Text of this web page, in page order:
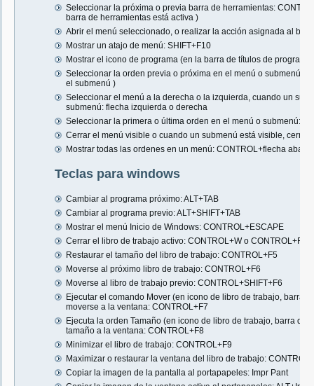
Seleccionar la próxima o previa barra de herramientas:
barra de herramientas está activa )
Abrir el menú seleccionado, o realizar la acción asignada al
Mostrar un atajo de menú: SHIFT+F10
Mostrar el icono de programa (en la barra de títulos de
Seleccionar la orden previa o próxima en el menú o submenú:
el submenú )
Seleccionar el menú a la derecha o la izquierda, cuando un
submenú: flecha izquierda o derecha
Seleccionar la primera o última orden en el menú o submenú:
Cerrar el menú visible o cuando un submenú está visible, cerrar
Mostrar todas las ordenes en un menú: CONTROL+flecha abajo
Teclas para windows
Cambiar al programa próximo: ALT+TAB
Cambiar al programa previo: ALT+SHIFT+TAB
Mostrar el menú Inicio de Windows: CONTROL+ESCAPE
Cerrar el libro de trabajo activo: CONTROL+W o CONTROL+F4
Restaurar el tamaño del libro de trabajo: CONTROL+F5
Moverse al próximo libro de trabajo: CONTROL+F6
Moverse al libro de trabajo previo: CONTROL+SHIFT+F6
Ejecutar el comando Mover (en icono de libro de trabajo, barra
moverse a la ventana: CONTROL+F7
Ejecuta la orden Tamaño (en icono de libro de trabajo, barra de
tamaño a la ventana: CONTROL+F8
Minimizar el libro de trabajo: CONTROL+F9
Maximizar o restaurar la ventana del libro de trabajo:
Copiar la imagen de la pantalla al portapapeles: Impr Pant